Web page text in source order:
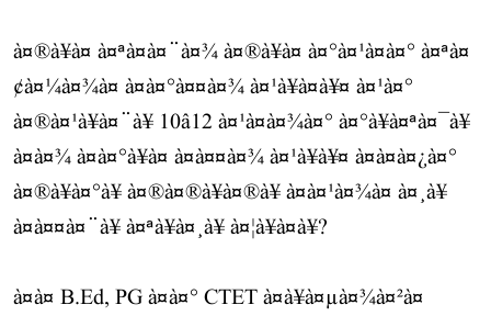
à¤®à¥à¤ à¤ªà¤à¤¨à¤¾ à¤®à¥à¤ à¤°à¤¹à¤à¤° à¤ªà¤
¢à¤¼à¤¾à¤ à¤à¤°à¤¤à¤¾ à¤¹à¥à¤à¥¤ à¤¹à¤°
à¤®à¤¹à¥à¤¨à¥ 10â12 à¤¹à¤à¤¾à¤° à¤°à¥à¤ªà¤¯à¥
à¤à¤¾ à¤à¤°à¥à¤ à¤à¤¤à¤¾ à¤¹à¥à¥¤ à¤à¤à¤¿à¤°
à¤®à¥à¤°à¥ à¤®à¤®à¥à¤®à¥ à¤à¤¹à¤¾à¤ à¤¸à¥
à¤à¤¤à¤¨à¥ à¤ªà¥à¤¸à¥ à¤¦à¥à¤à¥?
à¤à¤ B.Ed, PG à¤à¤° CTET à¤à¥à¤µà¤¾à¤²à¤